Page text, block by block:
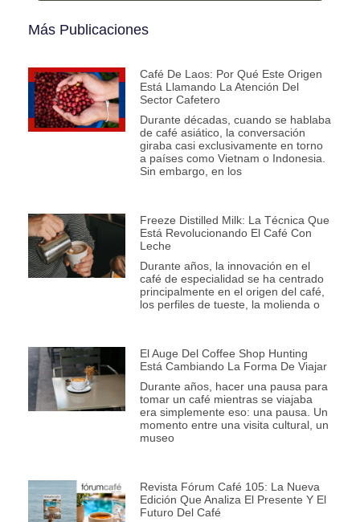
Más Publicaciones
Café De Laos: Por Qué Este Origen
Está Llamando La Atención Del
Sector Cafetero
Durante décadas, cuando se hablaba
de café asiático, la conversación
giraba casi exclusivamente en torno
a países como Vietnam o Indonesia.
Sin embargo, en los
Freeze Distilled Milk: La Técnica Que
Está Revolucionando El Café Con
Leche
Durante años, la innovación en el
café de especialidad se ha centrado
principalmente en el origen del café,
los perfiles de tueste, la molienda o
El Auge Del Coffee Shop Hunting
Está Cambiando La Forma De Viajar
Durante años, hacer una pausa para
tomar un café mientras se viajaba
era simplemente eso: una pausa. Un
momento entre una visita cultural, un
museo
Revista Fórum Café 105: La Nueva
Edición Que Analiza El Presente Y El
Futuro Del Café